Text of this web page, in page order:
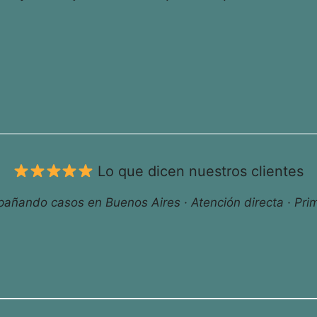
Lo que dicen nuestros clientes
casos en Buenos Aires · Atención directa ·